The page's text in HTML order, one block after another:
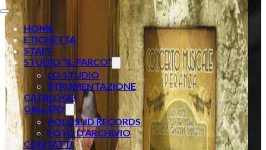
HOME
ETICHETTA
STAFF
STUDIO “IL PARCO”
LO STUDIO
STRUMENTAZIONE
CATALOGO
GALLERY
POLOSUD RECORDS
FOTO D’ARCHIVIO
CONTATTI